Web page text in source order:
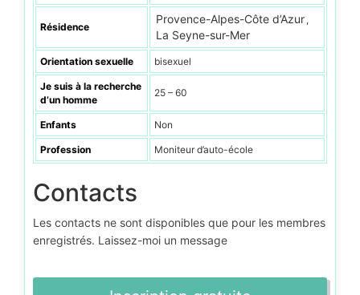
Résidence
Provence-Alpes-Côte d’Azur ,
La Seyne-sur-Mer
Orientation sexuelle bisexuel
Je suis à la recherche
d’un homme
25 – 60
Enfants Non
Profession Moniteur d’auto-école
Contacts
Les contacts ne sont disponibles que pour les membres
enregistrés. Laissez-moi un message